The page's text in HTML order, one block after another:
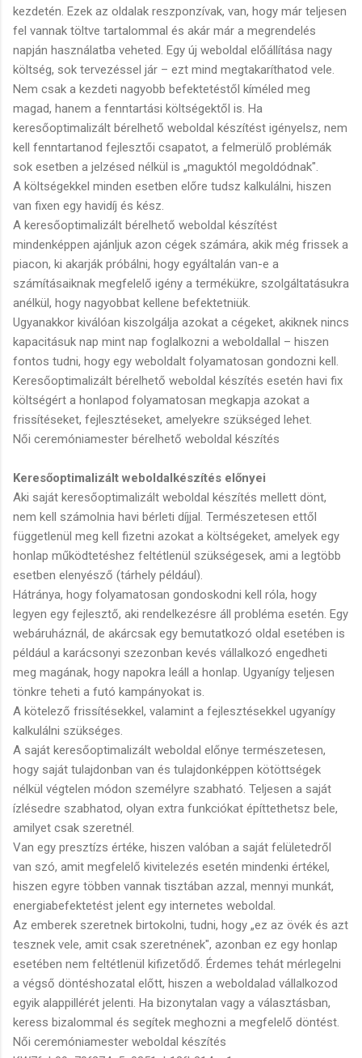
kezdetén. Ezek az oldalak reszponzívak, van, hogy már teljesen
fel vannak töltve tartalommal és akár már a megrendelés
napján használatba veheted. Egy új weboldal előállítása nagy
költség, sok tervezéssel jár – ezt mind megtakaríthatod vele.
Nem csak a kezdeti nagyobb befektetéstől kíméled meg
magad, hanem a fenntartási költségektől is. Ha
keresőoptimalizált bérelhető weboldal készítést igényelsz, nem
kell fenntartanod fejlesztői csapatot, a felmerülő problémák
sok esetben a jelzésed nélkül is „maguktól megoldódnak".
A költségekkel minden esetben előre tudsz kalkulálni, hiszen
van fixen egy havidíj és kész.
A keresőoptimalizált bérelhető weboldal készítést
mindenképpen ajánljuk azon cégek számára, akik még frissek a
piacon, ki akarják próbálni, hogy egyáltalán van-e a
számításaiknak megfelelő igény a termékükre, szolgáltatásukra
anélkül, hogy nagyobbat kellene befektetniük.
Ugyanakkor kiválóan kiszolgálja azokat a cégeket, akiknek nincs
kapacitásuk nap mint nap foglalkozni a weboldallal – hiszen
fontos tudni, hogy egy weboldalt folyamatosan gondozni kell.
Keresőoptimalizált bérelhető weboldal készítés esetén havi fix
költségért a honlapod folyamatosan megkapja azokat a
frissítéseket, fejlesztéseket, amelyekre szükséged lehet.
Női ceremóniamester bérelhető weboldal készítés
Keresőoptimalizált weboldalkészítés előnyei
Aki saját keresőoptimalizált weboldal készítés mellett dönt,
nem kell számolnia havi bérleti díjjal. Természetesen ettől
függetlenül meg kell fizetni azokat a költségeket, amelyek egy
honlap működtetéshez feltétlenül szükségesek, ami a legtöbb
esetben elenyésző (tárhely például).
Hátránya, hogy folyamatosan gondoskodni kell róla, hogy
legyen egy fejlesztő, aki rendelkezésre áll probléma esetén. Egy
webáruháznál, de akárcsak egy bemutatkozó oldal esetében is
például a karácsonyi szezonban kevés vállalkozó engedheti
meg magának, hogy napokra leáll a honlap. Ugyanígy teljesen
tönkre teheti a futó kampányokat is.
A kötelező frissítésekkel, valamint a fejlesztésekkel ugyanígy
kalkulálni szükséges.
A saját keresőoptimalizált weboldal előnye természetesen,
hogy saját tulajdonban van és tulajdonképpen kötöttségek
nélkül végtelen módon személyre szabható. Teljesen a saját
ízlésedre szabhatod, olyan extra funkciókat építtethetsz bele,
amilyet csak szeretnél.
Van egy presztízs értéke, hiszen valóban a saját felületedről
van szó, amit megfelelő kivitelezés esetén mindenki értékel,
hiszen egyre többen vannak tisztában azzal, mennyi munkát,
energiabefektetést jelent egy internetes weboldal.
Az emberek szeretnek birtokolni, tudni, hogy „ez az övék és azt
tesznek vele, amit csak szeretnének", azonban ez egy honlap
esetében nem feltétlenül kifizetődő. Érdemes tehát mérlegelni
a végső döntéshozatal előtt, hiszen a weboldalad vállalkozod
egyik alappillérét jelenti. Ha bizonytalan vagy a választásban,
keress bizalommal és segítek meghozni a megfelelő döntést.
Női ceremóniamester weboldal készítés